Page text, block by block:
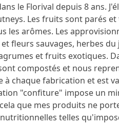
le Florival depuis 8 ans.
Les fruits sont parés
les arômes. Les
fleurs sauvages, herbes
et fruits exotiques.
compostés et nous
à chaque fabrication et est
"confiture" impose un
que mes produits ne
telles